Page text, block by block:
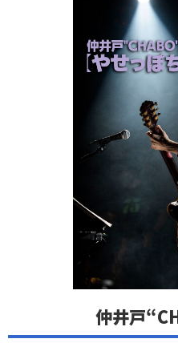
仲井戸